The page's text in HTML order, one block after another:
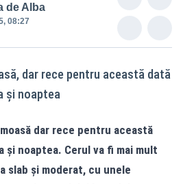
de Alba
08:27
dar rece pentru această dată
și noaptea
dar rece pentru această
și noaptea. Cerul va fi mai mult
slab și moderat, cu unele